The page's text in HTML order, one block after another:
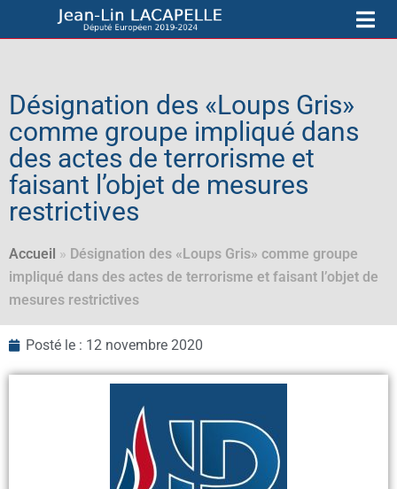
Désignation des «Loups Gris»
comme groupe impliqué dans
des actes de terrorisme et
faisant l’objet de mesures
restrictives
Accueil » Désignation des «Loups Gris» comme groupe
impliqué dans des actes de terrorisme et faisant l’objet de
mesures restrictives
Posté le : 12 novembre 2020